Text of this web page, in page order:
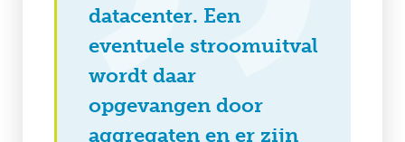
datacenter. Een
eventuele stroomuitval
wordt daar
opgevangen door
aggregaten en er zijn